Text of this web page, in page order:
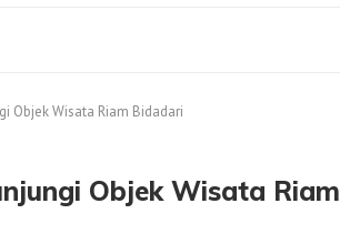
Objek Wisata Riam Bidadari
Objek Wisata Riam